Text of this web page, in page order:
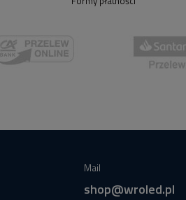
Mail
shop@wroled.pl